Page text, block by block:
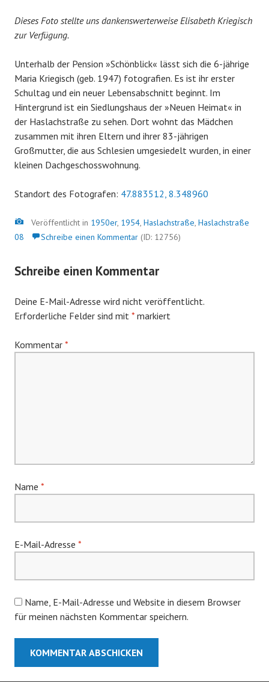
Dieses Foto stellte uns dankenswerterweise Elisabeth Kriegisch
zur Verfügung.
Unterhalb der Pension »Schönblick« lässt sich die 6-jährige
Maria Kriegisch (geb. 1947) fotografien. Es ist ihr erster
Schultag und ein neuer Lebensabschnitt beginnt. Im
Hintergrund ist ein Siedlungshaus der »Neuen Heimat« in
der Haslachstraße zu sehen. Dort wohnt das Mädchen
zusammen mit ihren Eltern und ihrer 83-jährigen
Großmutter, die aus Schlesien umgesiedelt wurden, in einer
kleinen Dachgeschosswohnung.
Standort des Fotografen: 47.883512, 8.348960
Bild
Veröffentlicht in 1950er, 1954, Haslachstraße, Haslachstraße
08
Schreibe einen Kommentar (ID: 12756)
Schreibe einen Kommentar
Deine E-Mail-Adresse wird nicht veröffentlicht.
Erforderliche Felder sind mit * markiert
Kommentar *
Name *
E-Mail-Adresse *
Name, E-Mail-Adresse und Website in diesem Browser
für meinen nächsten Kommentar speichern.